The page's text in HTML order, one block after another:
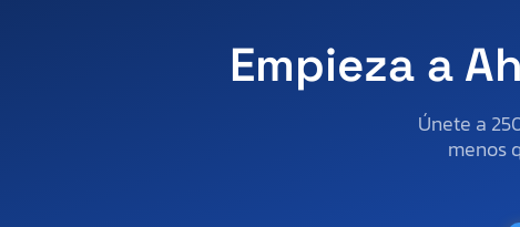
Empieza a
Únete a
menos